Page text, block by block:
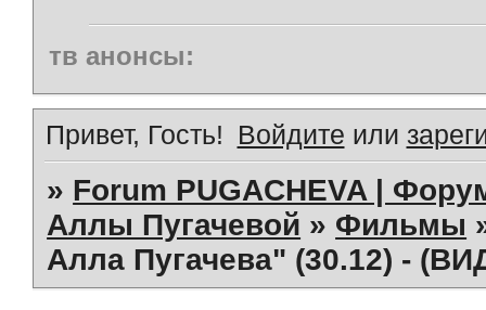
тв анонсы:
Привет, Гость! Войдите или
» Forum PUGACHEVA |
Аллы Пугачевой » Фильмы
Алла Пугачева" (30.12) -